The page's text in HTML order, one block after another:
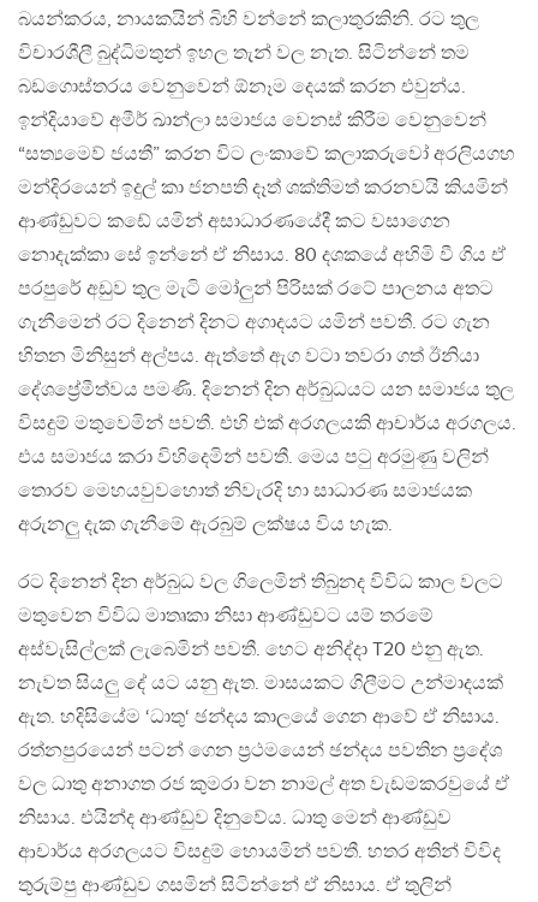
බයන්කරය, නායකයින් බිහි වන්නේ කලාතුරකිනි. රට තුල
විචාරශීලී බුද්ධිමතුන් ඉහල තැන් වල නැත. සිටින්නේ තම
බඩගොස්තරය වෙනුවෙන් ඕනෑම දෙයක් කරන එවුන්ය.
ඉන්දියාවේ අමීර් ඛාන්ලා සමාජය වෙනස් කිරීම වෙනුවෙන්
“සත්‍යමෙව් ජයතී” කරන විට ලංකාවේ කලාකරුවෝ අරලියගහ
මන්දිරයෙන් ඉදුල් කා ජනපති දෑත් ශක්තිමත් කරනවයි කියමින්
ආණ්ඩුවට කඩේ යමින් අසාධාරණයේදී කට වසාගෙන
නොදැක්කා සේ ඉන්නේ ඒ නිසාය. 80 දශකයේ අහිමි වී ගිය ඒ
පරපුරේ අඩුව තුල මැටි මෝලුන් පිරිසක් රටේ පාලනය අතට
ගැනීමෙන් රට දිනෙන් දිනට අගාදයට යමින් පවතී. රට ගැන
හිතන මිනිසුන් අල්පය. ඇත්තේ ඇග වටා තවරා ගත් ඊනියා
දේශප්‍රේමීත්වය පමණි. දිනෙන් දින අර්බුධයට යන සමාජය තුල
විසදුම් මතුවෙමින් පවතී. එහි එක් අරගලයකි ආචාර්ය අරගලය.
එය සමාජය කරා විහිදෙමින් පවතී. මෙය පටු අරමුණු වලින්
තොරව මෙහයවුවහොත් නිවැරදි හා සාධාරණ සමාජයක
අරුනලු දැක ගැනීමේ ඇරබුම් ලක්ෂය විය හැක.
රට දිනෙන් දින අර්බුධ වල ගිලෙමින් තිබුනද විවිධ කාල වලට
මතුවෙන විවිධ මාතෘකා නිසා ආණ්ඩුවට යම් තරමේ
අස්වැසිල්ලක් ලැබෙමින් පවතී. හෙට අනිද්දා T20 එනු ඇත.
නැවත සියලු දේ යට යනු ඇත. මාසයකට ගිලීමට උන්මාදයක්
ඇත. හදිසියේම ‘ධාතු‘ ඡන්දය කාලයේ ගෙන ආවේ ඒ නිසාය.
රත්නපුරයෙන් පටන් ගෙන ප්‍රථමයෙන් ඡන්දය පවතින ප්‍රදේශ
වල ධාතු අනාගත රජ කුමරා වන නාමල් අත වැඩමකරවුයේ ඒ
නිසාය. එයින්ද ආණ්ඩුව දිනුවේය. ධාතු මෙන් ආණ්ඩුව
ආචාර්ය අරගලයට විසදුම් හොයමින් පවතී. හතර අතින් විවිද
තුරුම්පු ආණ්ඩුව ගසමින් සිටින්නේ ඒ නිසාය. ඒ තුලින්